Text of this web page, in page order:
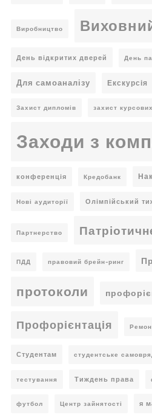
Виробництво
День відкритих дверей День
Для самоаналізу Екскурсія
Захист дипломів захист
Заходи з
конференція Кредобанк
Нові аудиторії Олімпійський
Партнерство
ПДД правовий брейн-ринг
протоколи
Профорієнтація
Студентам студентське
тестування Тиждень права
футбол Центр зайнятості я